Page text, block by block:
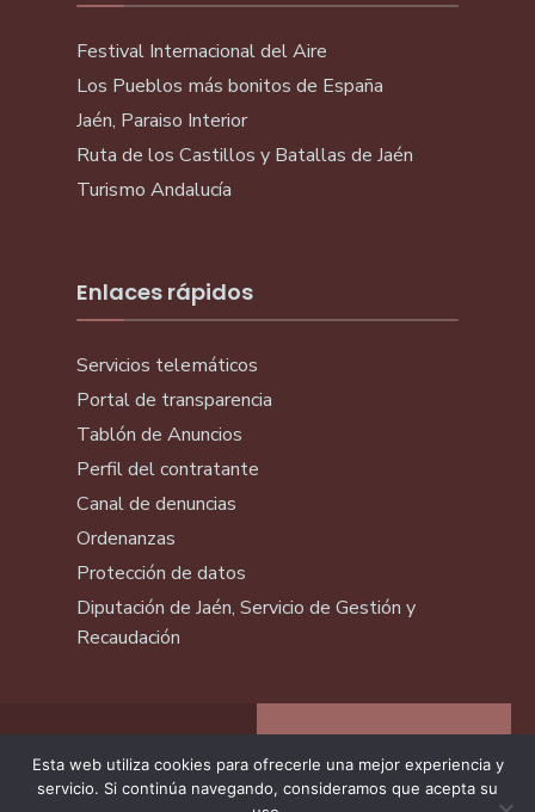
Festival Internacional del Aire
Los Pueblos más bonitos de España
Jaén, Paraiso Interior
Ruta de los Castillos y Batallas de Jaén
Turismo Andalucía
Enlaces rápidos
Servicios telemáticos
Portal de transparencia
Tablón de Anuncios
Perfil del contratante
Canal de denuncias
Ordenanzas
Protección de datos
Diputación de Jaén, Servicio de Gestión y
Recaudación
Esta web utiliza cookies para ofrecerle una mejor experiencia y
servicio. Si continúa navegando, consideramos que acepta su